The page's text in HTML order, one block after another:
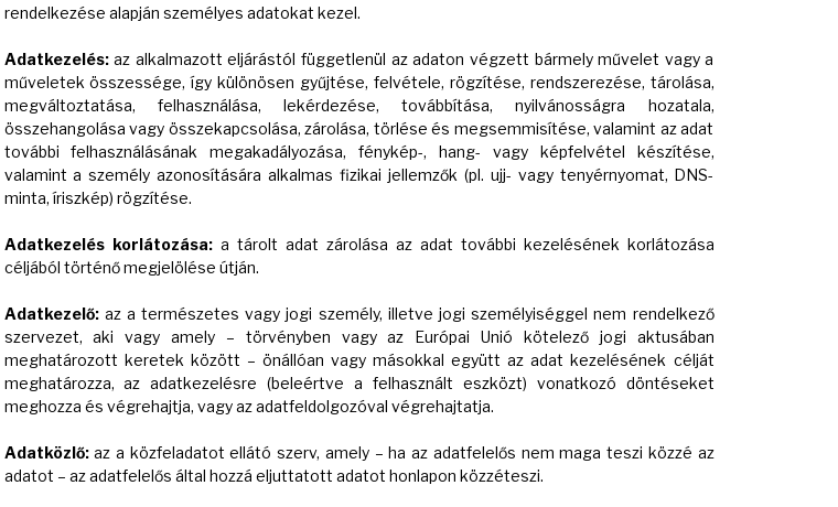
rendelkezése alapján személyes adatokat kezel.
Adatkezelés:az alkalmazott eljárástól függetlenül az adaton végzett bármely művelet vagy a
műveletek összessége, így különösen gyűjtése, felvétele, rögzítése, rendszerezése, tárolása,
megváltoztatása, felhasználása, lekérdezése, továbbítása, nyilvánosságra hozatala,
összehangolása vagy összekapcsolása, zárolása, törlése és megsemmisítése, valamint az adat
további felhasználásának megakadályozása, fénykép-, hang- vagy képfelvétel készítése,
valamint a személy azonosítására alkalmas fizikai jellemzők (pl. ujj- vagy tenyérnyomat, DNS-
minta, íriszkép) rögzítése.
Adatkezelés korlátozása:a tárolt adat zárolása az adat további kezelésének korlátozása
céljából történő megjelölése útján.
Adatkezelő:az a természetes vagy jogi személy, illetve jogi személyiséggel nem rendelkező
szervezet, aki vagy amely – törvényben vagy az Európai Unió kötelező jogi aktusában
meghatározott keretek között – önállóan vagy másokkal együtt az adat kezelésének célját
meghatározza, az adatkezelésre (beleértve a felhasznált eszközt) vonatkozó döntéseket
meghozza és végrehajtja, vagy az adatfeldolgozóval végrehajtatja.
Adatközlő:az a közfeladatot ellátó szerv, amely – ha az adatfelelős nem maga teszi közzé az
adatot – az adatfelelős által hozzá eljuttatott adatot honlapon közzéteszi.